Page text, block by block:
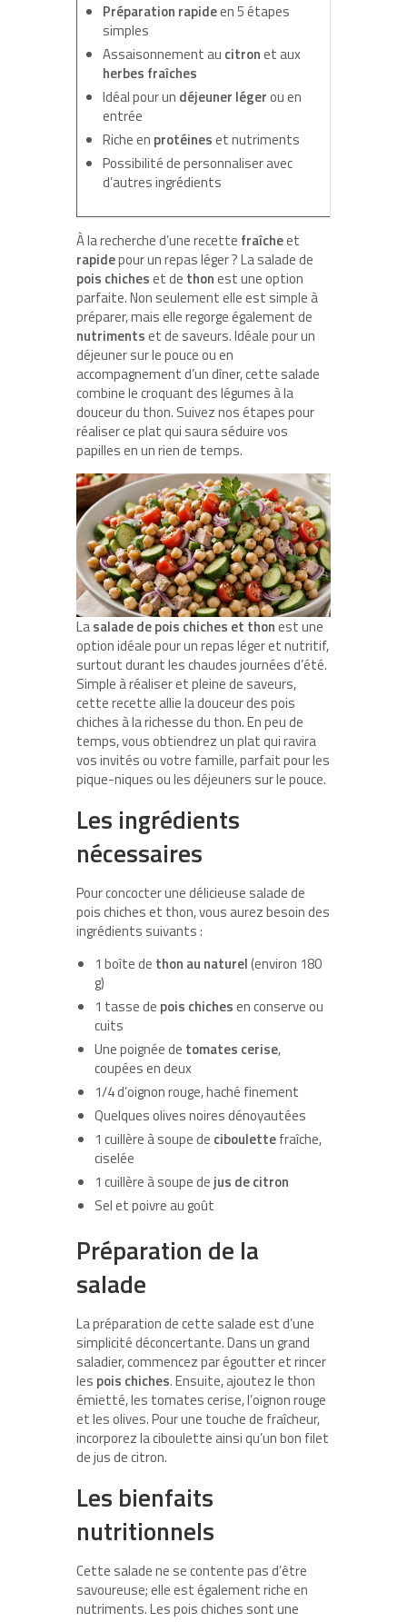
Préparation rapideen 5 étapes
simples
Assaisonnement au citronet aux
herbes fraîches
Idéal pour un déjeuner légerou en
entrée
Riche en protéineset nutriments
Possibilité de personnaliser avec
d’autres ingrédients
À la recherche d’une recette fraîcheet
rapidepour un repas léger ? La salade de
pois chicheset de thonest une option
parfaite. Non seulement elle est simple à
préparer, mais elle regorge également de
nutrimentset de saveurs. Idéale pour un
déjeuner sur le pouce ou en
accompagnement d’un dîner, cette salade
combine le croquant des légumes à la
douceur du thon. Suivez nos étapes pour
réaliser ce plat qui saura séduire vos
papilles en un rien de temps.
Lasalade de pois chiches et thonest une
option idéale pour un repas léger et nutritif,
surtout durant les chaudes journées d’été.
Simple à réaliser et pleine de saveurs,
cette recette allie la douceur des pois
chiches à la richesse du thon. En peu de
temps, vous obtiendrez un plat qui ravira
vos invités ou votre famille, parfait pour les
pique-niques ou les déjeuners sur le pouce.
Les ingrédients
nécessaires
Pour concocter une délicieuse salade de
pois chiches et thon, vous aurez besoin des
ingrédients suivants :
1 boîte de thon au naturel(environ 180
g)
1 tasse de pois chichesen conserve ou
cuits
Une poignée de tomates cerise,
coupées en deux
1/4 d’oignon rouge, haché finement
Quelques olives noires dénoyautées
1 cuillère à soupe de ciboulettefraîche,
ciselée
1 cuillère à soupe de jus de citron
Sel et poivre au goût
Préparation de la
salade
La préparation de cette salade est d’une
simplicité déconcertante. Dans un grand
saladier, commencez par égoutter et rincer
les pois chiches. Ensuite, ajoutez le thon
émietté, les tomates cerise, l’oignon rouge
et les olives. Pour une touche de fraîcheur,
incorporez la ciboulette ainsi qu’un bon filet
de jus de citron.
Les bienfaits
nutritionnels
Cette salade ne se contente pas d’être
savoureuse; elle est également riche en
nutriments. Les pois chiches sont une